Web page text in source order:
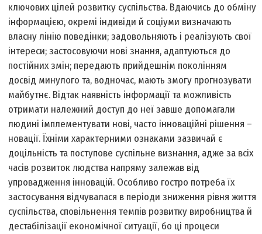
ключових цілей розвитку суспільства. Вдаючись до обміну
інформацією, окремі індивіди й соціуми визначають
власну лінію поведінки; задовольняють і реалізують свої
інтереси; застосовуючи нові знання, адаптуються до
постійних змін; передають прийдешнім поколінням
досвід минулого та, водночас, мають змогу прогнозувати
майбутнє. Відтак наявність інформації та можливість
отримати належний доступ до неї завше допомагали
людині імплементувати нові, часто інноваційні рішення –
новації. Їхніми характерними ознаками зазвичай є
доцільність та поступове суспільне визнання, адже за всіх
часів розвиток людства напряму залежав від
упровадження інновацій. Особливо гостро потреба їх
застосування відчувалася в періоди зниження рівня життя
суспільства, сповільнення темпів розвитку виробництва й
дестабілізації економічної ситуації, бо ці процеси